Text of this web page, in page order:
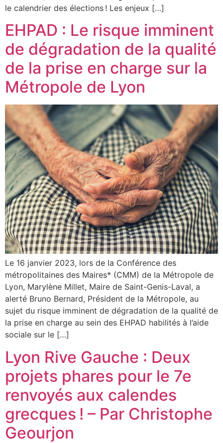
le calendrier des élections ! Les enjeux […]
EHPAD : Le risque imminent
de dégradation de la qualité
de la prise en charge sur la
Métropole de Lyon
Le 16 janvier 2023, lors de la Conférence des
métropolitaines des Maires* (CMM) de la Métropole de
Lyon, Marylène Millet, Maire de Saint-Genis-Laval, a
alerté Bruno Bernard, Président de la Métropole, au
sujet du risque imminent de dégradation de la qualité de
la prise en charge au sein des EHPAD habilités à l’aide
sociale sur le […]
Lyon Rive Gauche : Deux
projets phares pour le 7e
renvoyés aux calendes
grecques ! – Par Christophe
Geourjon